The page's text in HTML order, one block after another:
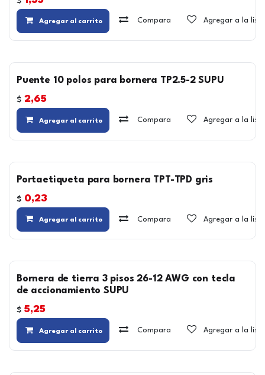
Agregar al carrito Compara Agregar a la
Puente 10 polos para bornera TP2.5-2 SUPU
$ 2,65
Agregar al carrito Compara Agregar a la
Portaetiqueta para bornera TPT-TPD gris
$ 0,23
Agregar al carrito Compara Agregar a la
Bornera de tierra 3 pisos 26-12 AWG con tecla
de accionamiento SUPU
$ 5,25
Agregar al carrito Compara Agregar a la